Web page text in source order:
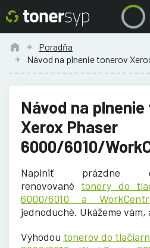
Poradňa
Návod na plnenie tonerov Xerox
Návod na
Xerox Phaser
6000/6010/
Naplniť prázdne
renovované tonery do
6000/6010 a
jednoduché. Ukážeme vám,
Výhodou tonerov do